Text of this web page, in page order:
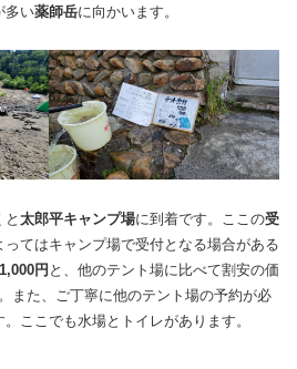
多い薬師岳に向かいます。
太郎平キャンプ場に到着です。ここの受
てはキャンプ場で受付となる場合がある
円 と、他のテント場に比べて割安の価
また、ご丁寧に他のテント場の予約が必
ここでも水場とトイレがあります。